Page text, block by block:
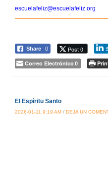
escuelafeliz@escuelafeliz.org
Share 0 Post 0
Correo Electrónico 0
El Espíritu Santo
2026-01-11 9:19 AM / DEJA UN